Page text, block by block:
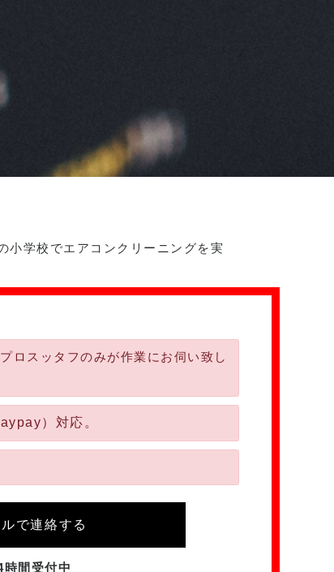
小学校でエアコンクリーニングを実
ロスッタフのみが作業にお伺い致し
）対応。
ルで連絡する
時間受付中